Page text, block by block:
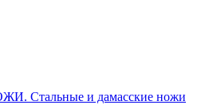
Стальные и дамасские ножи